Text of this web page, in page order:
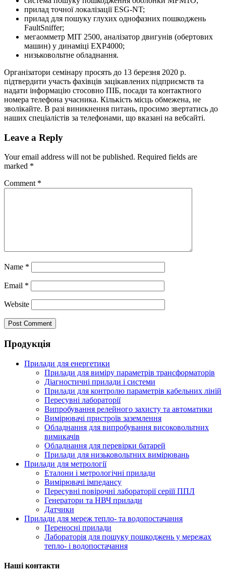
прилад точної локалізації ESG-NT;
прилад для пошуку глухих однофазних пошкоджень
FaultSniffer;
мегаомметр МІТ 2500, аналізатор двигунів (обертових
машин) у динаміці ЕХР4000;
низьковольтне обладнання.
Організатори семінару просять до 13 березня 2020 р.
підтвердити участь фахівців зацікавлених підприємств та
надати інформацію стосовно ПІБ, посади та контактного
номера телефона учасника. Кількість місць обмежена, не
зволікайте. В разі виникнення питань, просимо звертатись до
наших спеціалістів за телефонами, що вказані на вебсайті.
Leave a Reply
Your email address will not be published. Required fields are
marked *
Comment *
Name *
Email *
Website
Продукція
Прилади для енергетики
Прилади для виміру параметрів трансформаторів
Діагностичні прилади і системи
Прилади для контролю параметрів кабельних ліній
Пересувні лабораторії
Випробування релейного захисту та автоматики
Вимірювачі пристроїв заземлення
Обладнання для випробування високовольтних
вимикачів
Обладнання для перевірки батарей
Прилади для низьковольтних вимірювань
Прилади для метрології
Еталони і метрологічні прилади
Вимірювачі імпедансу
Пересувні повірочні лабораторії серіїї ППЛ
Генератори та НВЧ прилади
Датчики
Прилади для мереж тепло- та водопостачання
Переносні прилади
Лабораторія для пошуку пошкоджень у мережах
тепло- і водопостачання
Наші контакти